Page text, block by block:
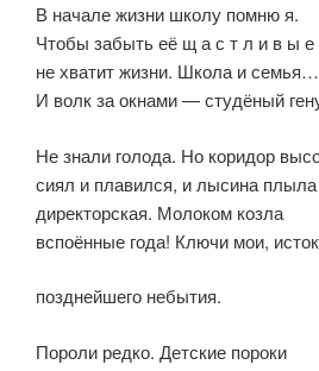
В начале жизни школу помню я.
Чтобы забыть её щ а с т л и в ы е
не хватит жизни. Школа и семья…
И волк за окнами — студёный
Не знали голода. Но коридор
сиял и плавился, и лысина плыла
директорская. Молоком козла
вспоённые года! Ключи мои,
позднейшего небытия.
Пороли редко. Детские пороки